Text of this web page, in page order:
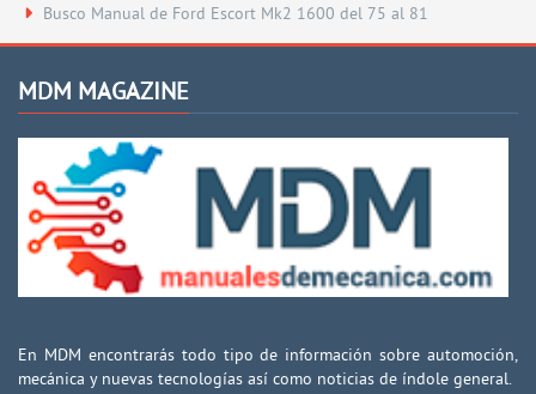
Busco Manual de Ford Escort Mk2 1600 del 75 al 81
MDM MAGAZINE
En MDM encontrarás todo tipo de información sobre automoción,
mecánica y nuevas tecnologías así como noticias de índole general.